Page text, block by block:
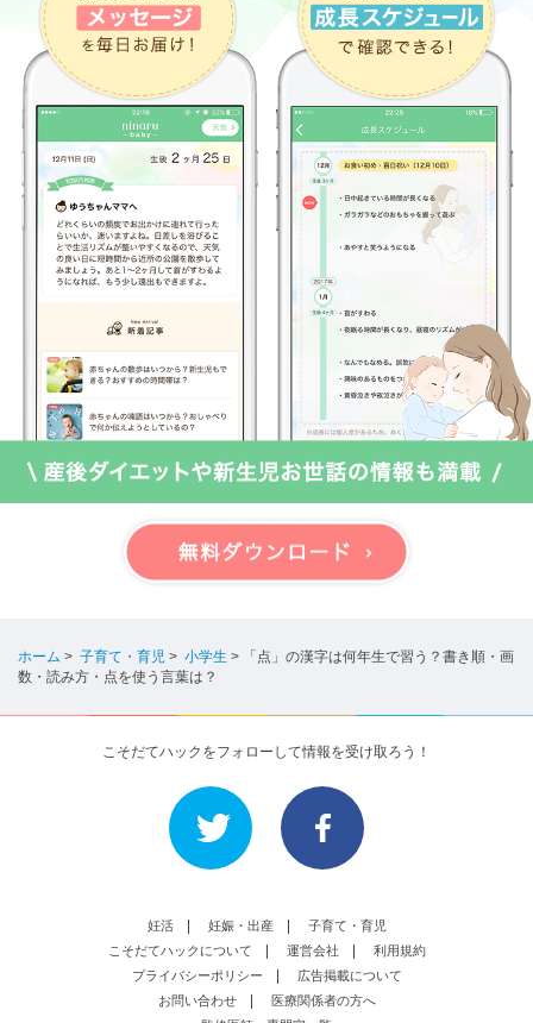
ホーム > 子育て・育児 > 小学生 >
「点」の漢字は何年生で習う？書き順・画
数・読み方・点を使う言葉は？
こそだてハックをフォローして情報を受け取ろう！
妊活 妊娠・出産
子育て・育児
こそだてハックについて
運営会社
利用規約
プライバシーポリシー
広告掲載について
お問い合わせ
医療関係者の方へ